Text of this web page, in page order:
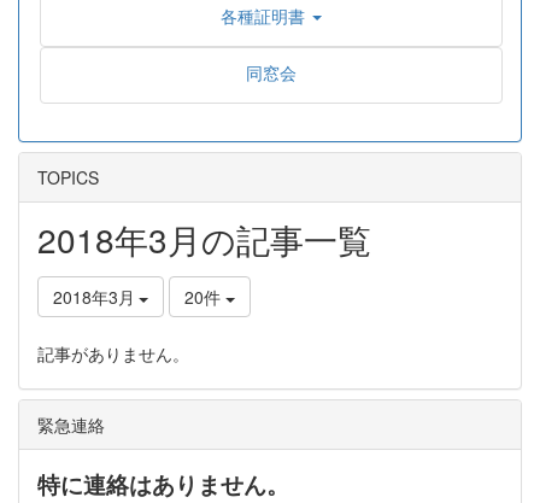
各種証明書
同窓会
TOPICS
2018年3月の記事一覧
2018年3月 20件
記事がありません。
緊急連絡
特に連絡はありません。